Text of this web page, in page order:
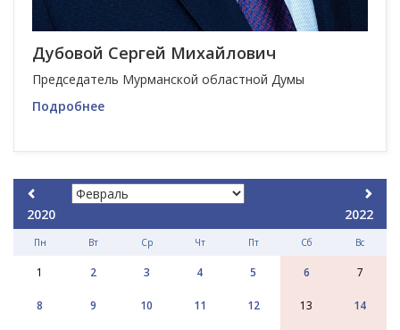
Дубовой Сергей Михайлович
Председатель Мурманской областной Думы
Подробнее
2020 2022
Пн Вт Ср Чт Пт Сб Вс
1 2 3 4 5 6 7
8 9 10 11 12 13 14